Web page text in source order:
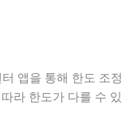
앱을 통해 한도 조정
라 한도가 다를 수 있